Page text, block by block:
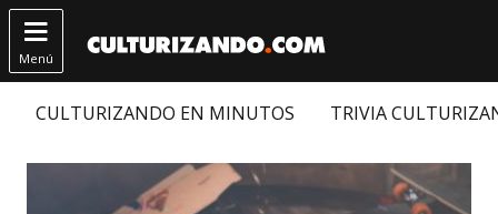

Menú
CULTURIZANDO EN MINUTOS TRIVIA